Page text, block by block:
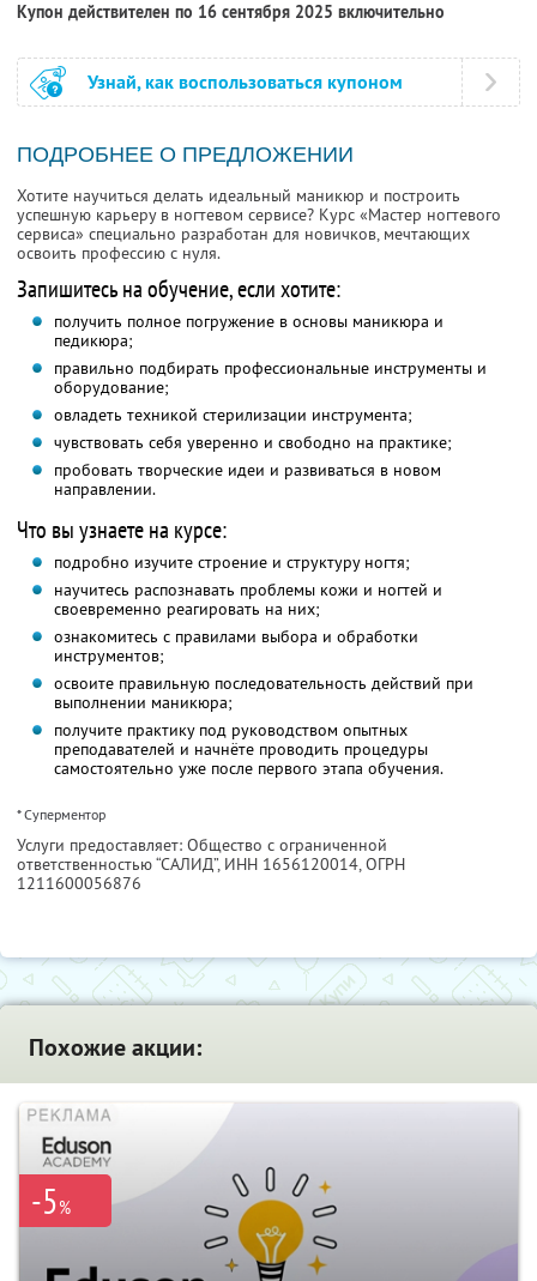
Купон действителен по 16 сентября 2025 включительно
Узнай, как воспользоваться купоном
ПОДРОБНЕЕ О ПРЕДЛОЖЕНИИ
Хотите научиться делать идеальный маникюр и построить
успешную карьеру в ногтевом сервисе? Курс «Мастер ногтевого
сервиса» специально разработан для новичков, мечтающих
освоить профессию с нуля.
Запишитесь на обучение, если хотите:
получить полное погружение в основы маникюра и
педикюра;
правильно подбирать профессиональные инструменты и
оборудование;
овладеть техникой стерилизации инструмента;
чувствовать себя уверенно и свободно на практике;
пробовать творческие идеи и развиваться в новом
направлении.
Что вы узнаете на курсе:
подробно изучите строение и структуру ногтя;
научитесь распознавать проблемы кожи и ногтей и
своевременно реагировать на них;
ознакомитесь с правилами выбора и обработки
инструментов;
освоите правильную последовательность действий при
выполнении маникюра;
получите практику под руководством опытных
преподавателей и начнёте проводить процедуры
самостоятельно уже после первого этапа обучения.
* Суперментор
Услуги предоставляет: Общество с ограниченной
ответственностью “САЛИД”, ИНН 1656120014, ОГРН
1211600056876
Похожие акции:
-5%